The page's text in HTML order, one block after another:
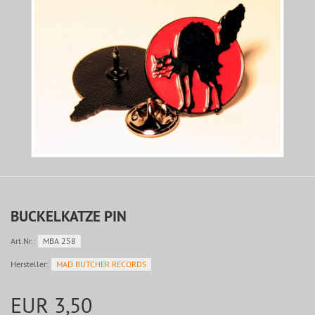
BUCKELKATZE PIN
Art.Nr.: MBA 258
Hersteller: MAD BUTCHER RECORDS
EUR 3,50